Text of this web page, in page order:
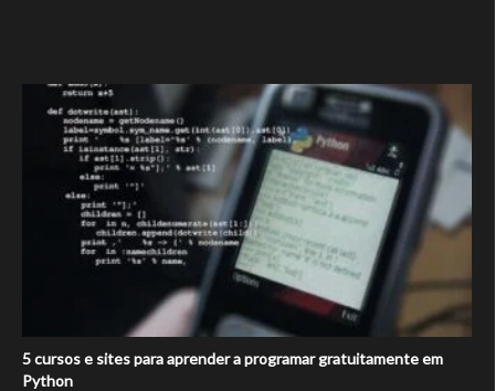
5 cursos e sites para aprender a programar gratuitamente em
Python